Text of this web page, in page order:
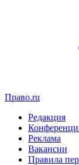
Право.ru
Редакция
Реклама
Вакансии
Правила